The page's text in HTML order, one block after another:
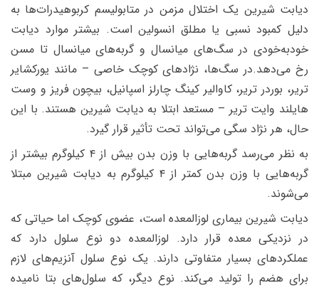
دیابت شیرین یک اختلال مزمن در متابولیسم کربوهیدرات‌ها به
دلیل کمبود نسبی یا مطلق انسولین است. بیشتر موارد دیابت
خودبه‌خودی در سگ‌های میانسال و گربه‌های میانسال تا مسن
رخ می‌دهد.در سگ‌ها، نژادهای کوچک خاصی – مانند یورکشایر
تریر، بوردر تریر، کاوالیر کینگ چارلز اسپانیل، بیچون فریز و وست
هایلند وایت تریر – مستعد ابتلا به دیابت شیرین هستند. با این
حال، هر نژاد سگی می‌تواند تحت تأثیر قرار گیرد.
به نظر می‌رسد گربه‌هایی با وزن بدن بیش از ۴ کیلوگرم بیشتر از
گربه‌هایی با وزن بدن کمتر از ۴ کیلوگرم به دیابت شیرین مبتلا
می‌شوند.
دیابت شیرین بیماری لوزالمعده است، عضوی کوچک اما حیاتی که
در نزدیکی معده قرار دارد. لوزالمعده دو نوع سلول دارد که
عملکردهای بسیار متفاوتی دارند. یک نوع سلول آنزیم‌های لازم
برای هضم را تولید می‌کند. نوع دیگر، که سلول‌های بتا نامیده